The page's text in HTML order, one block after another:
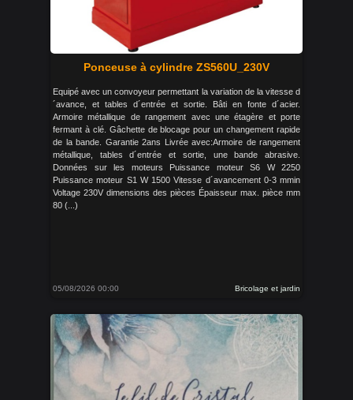
Ponceuse à cylindre ZS560U_230V
Equipé avec un convoyeur permettant la variation de la vitesse d
´avance, et tables d´entrée et sortie. Bâti en fonte d´acier.
Armoire métallique de rangement avec une étagère et porte
fermant à clé. Gâchette de blocage pour un changement rapide
de la bande. Garantie 2ans Livrée avec:Armoire de rangement
métallique, tables d´entrée et sortie, une bande abrasive.
Données sur les moteurs Puissance moteur S6 W 2250
Puissance moteur S1 W 1500 Vitesse d´avancement 0-3 mmin
Voltage 230V dimensions des pièces Épaisseur max. pièce mm
80 (...)
05/08/2026 00:00 Bricolage et jardin